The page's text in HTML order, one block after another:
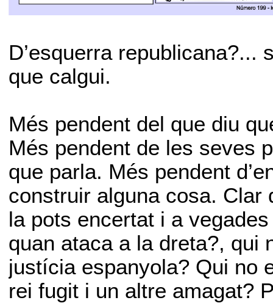
D’esquerra republicana?...
que calgui.
Més pendent del que diu
Més pendent de les seves
que parla. Més pendent
construir alguna cosa.
la pots encertat i a
quan ataca a la dreta?, qui
justícia espanyola? Qui no
rei fugit i un altre amagat?